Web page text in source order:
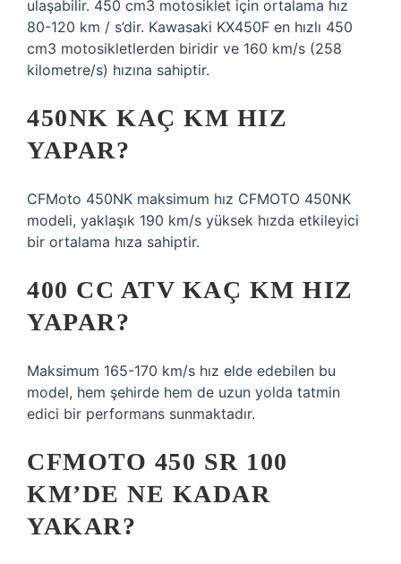
ulaşabilir. 450 cm3 motosiklet için ortalama hız
80-120 km / s’dir. Kawasaki KX450F en hızlı 450
cm3 motosikletlerden biridir ve 160 km/s (258
kilometre/s) hızına sahiptir.
450NK KAÇ KM HIZ
YAPAR?
CFMoto 450NK maksimum hız CFMOTO 450NK
modeli, yaklaşık 190 km/s yüksek hızda etkileyici
bir ortalama hıza sahiptir.
400 CC ATV KAÇ KM HIZ
YAPAR?
Maksimum 165-170 km/s hız elde edebilen bu
model, hem şehirde hem de uzun yolda tatmin
edici bir performans sunmaktadır.
CFMOTO 450 SR 100
KM’DE NE KADAR
YAKAR?